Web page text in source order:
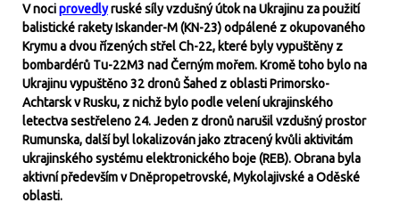
V nociprovedlyruské síly vzdušný útok na Ukrajinu za použití
balistické rakety Iskander-M (KN-23) odpálené z okupovaného
Krymu a dvou řízených střel Ch-22, které byly vypuštěny z
bombardérů Tu-22M3 nad Černým mořem. Kromě toho bylo na
Ukrajinu vypuštěno 32 dronů Šahed z oblasti Primorsko-
Achtarsk v Rusku, z nichž bylo podle velení ukrajinského
letectva sestřeleno 24. Jeden z dronů narušil vzdušný prostor
Rumunska, další byl lokalizován jako ztracený kvůli aktivitám
ukrajinského systému elektronického boje (REB). Obrana byla
aktivní především v Dněpropetrovské, Mykolajivské a Oděské
oblasti.